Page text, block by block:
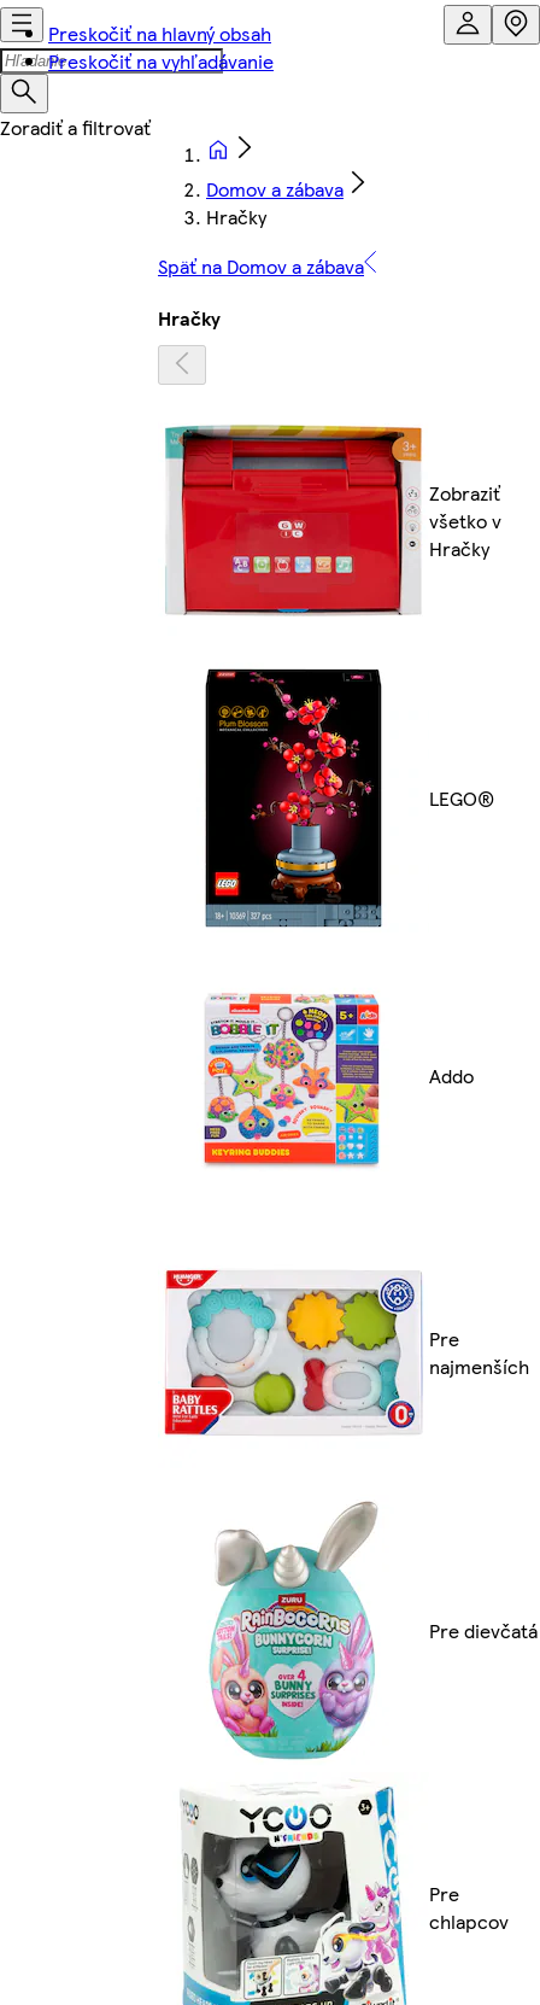
Preskočiť na hlavný obsah
Preskočiť na vyhľadávanie
Domov a zábava
Hračky
Späť na Domov a zábava
Hračky
Zobraziť
všetko v
Hračky
LEGO®
Addo
Pre
najmenších
Pre dievčatá
Pre
chlapcov